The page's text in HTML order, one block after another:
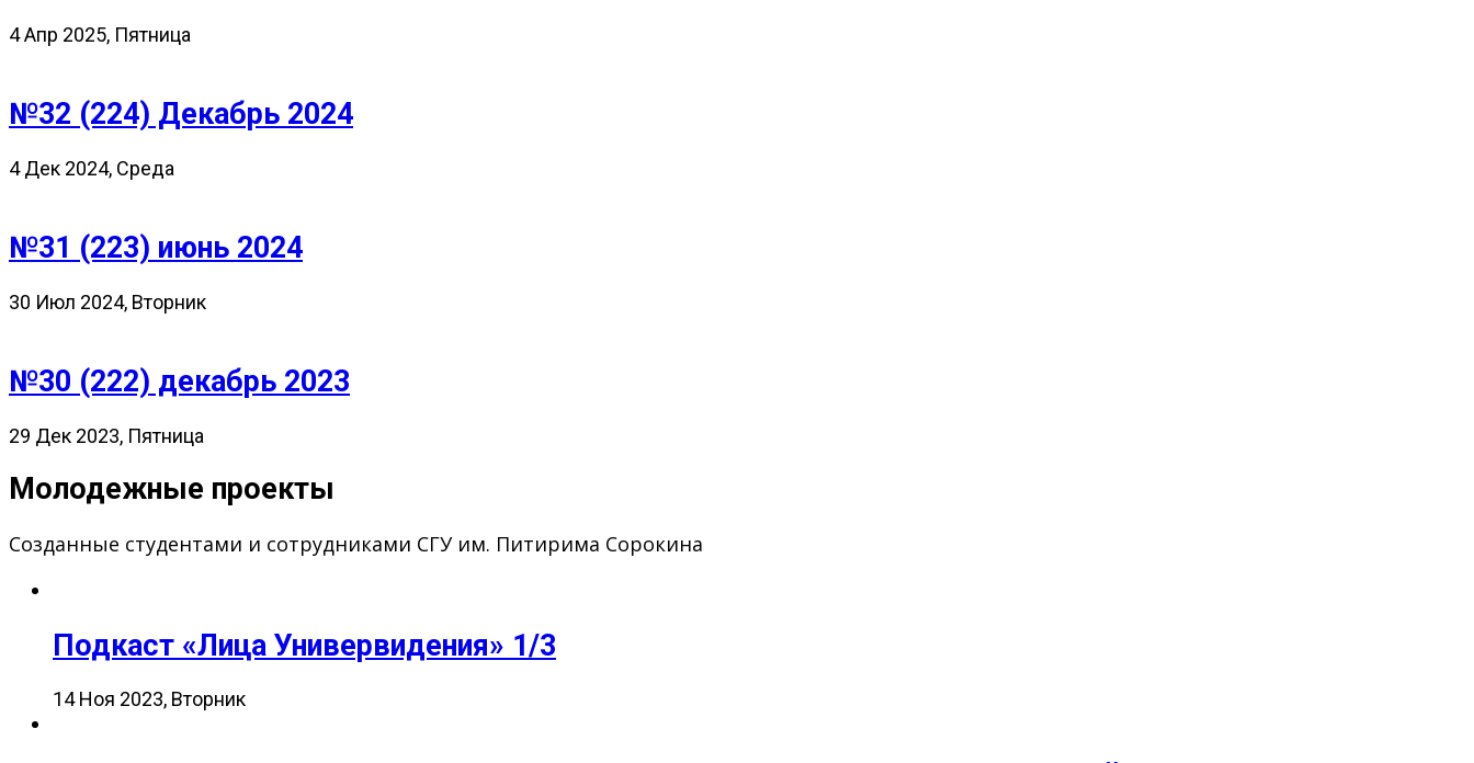
4 Апр 2025, Пятница
№32 (224) Декабрь 2024
4 Дек 2024, Среда
№31 (223) июнь 2024
30 Июл 2024, Вторник
№30 (222) декабрь 2023
29 Дек 2023, Пятница
Молодежные проекты
Созданные студентами и сотрудниками СГУ им. Питирима Сорокина
Подкаст «Лица Универвидения» 1/3
14 Ноя 2023, Вторник